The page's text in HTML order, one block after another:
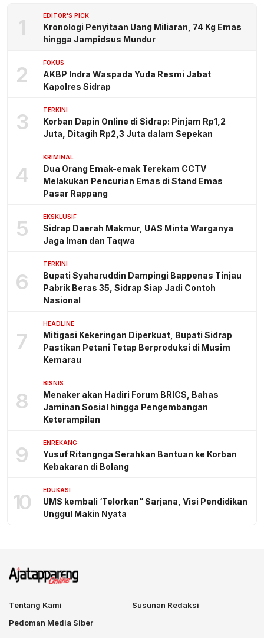
1 EDITOR'S PICK
Kronologi Penyitaan Uang Miliaran, 74 Kg Emas
hingga Jampidsus Mundur
2 FOKUS
AKBP Indra Waspada Yuda Resmi Jabat
Kapolres Sidrap
3 TERKINI
Korban Dapin Online di Sidrap: Pinjam Rp1,2
Juta, Ditagih Rp2,3 Juta dalam Sepekan
4
KRIMINAL
Dua Orang Emak-emak Terekam CCTV
Melakukan Pencurian Emas di Stand Emas
Pasar Rappang
5 EKSKLUSIF
Sidrap Daerah Makmur, UAS Minta Warganya
Jaga Iman dan Taqwa
6
TERKINI
Bupati Syaharuddin Dampingi Bappenas Tinjau
Pabrik Beras 35, Sidrap Siap Jadi Contoh
Nasional
7
HEADLINE
Mitigasi Kekeringan Diperkuat, Bupati Sidrap
Pastikan Petani Tetap Berproduksi di Musim
Kemarau
8
BISNIS
Menaker akan Hadiri Forum BRICS, Bahas
Jaminan Sosial hingga Pengembangan
Keterampilan
9 ENREKANG
Yusuf Ritangnga Serahkan Bantuan ke Korban
Kebakaran di Bolang
10 EDUKASI
UMS kembali ‘Telorkan” Sarjana, Visi Pendidikan
Unggul Makin Nyata
Tentang Kami
Susunan Redaksi
Pedoman Media Siber